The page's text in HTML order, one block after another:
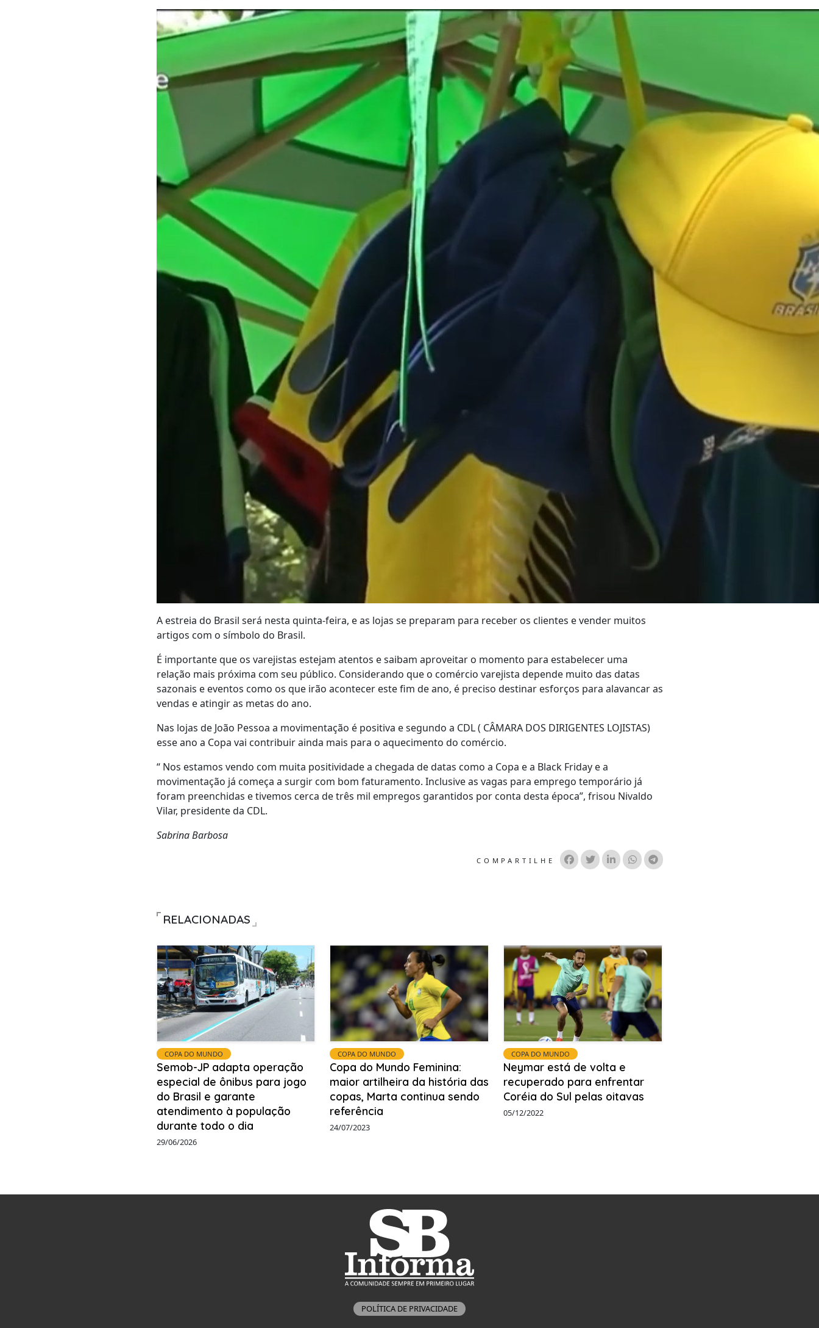
A estreia do Brasil será nesta quinta-feira, e as lojas se preparam para receber os clientes e vender muitos
artigos com o símbolo do Brasil.
É importante que os varejistas estejam atentos e saibam aproveitar o momento para estabelecer uma
relação mais próxima com seu público. Considerando que o comércio varejista depende muito das datas
sazonais e eventos como os que irão acontecer este fim de ano, é preciso destinar esforços para alavancar as
vendas e atingir as metas do ano.
Nas lojas de João Pessoa a movimentação é positiva e segundo a CDL ( CÂMARA DOS DIRIGENTES LOJISTAS)
esse ano a Copa vai contribuir ainda mais para o aquecimento do comércio.
“ Nos estamos vendo com muita positividade a chegada de datas como a Copa e a Black Friday e a
movimentação já começa a surgir com bom faturamento. Inclusive as vagas para emprego temporário já
foram preenchidas e tivemos cerca de três mil empregos garantidos por conta desta época”, frisou Nivaldo
Vilar, presidente da CDL.
Sabrina Barbosa
COMPARTILHE
RELACIONADAS
COPA DO MUNDO
Semob-JP adapta operação
especial de ônibus para jogo
do Brasil e garante
atendimento à população
durante todo o dia
29/06/2026
COPA DO MUNDO
Copa do Mundo Feminina:
maior artilheira da história das
copas, Marta continua sendo
referência
24/07/2023
COPA DO MUNDO
Neymar está de volta e
recuperado para enfrentar
Coréia do Sul pelas oitavas
05/12/2022
POLÍTICA DE PRIVACIDADE